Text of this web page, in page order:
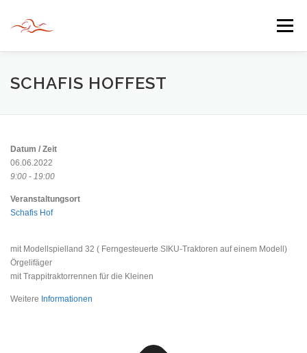
springen
Menü
HERZLICH WILLKOMMEN
INFORMATIONEN
SCHAFIS HOFFEST
Datum / Zeit
06.06.2022
9:00 - 19:00
Veranstaltungsort
Schafis Hof
mit Modellspielland 32 ( Ferngesteuerte SIKU-Traktoren auf einem Modell)
Örgelifäger
mit Trappitraktorrennen für die Kleinen
Weitere Informationen